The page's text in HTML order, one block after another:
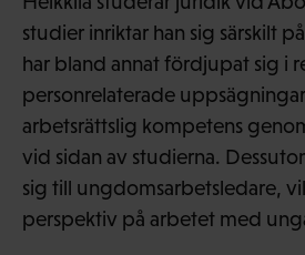
studier inriktar han sig särskilt
har bland annat fördjupat sig i
personrelaterade
arbetsrättslig kompetens
vid sidan av studierna.
sig till ungdomsarbetsledare,
perspektiv på arbetet med